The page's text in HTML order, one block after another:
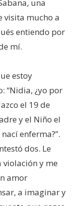
una
visita mucho a
entiendo por
mí.
estoy
“Nidia, ¿yo por
el 19 de
y el Niño el
enferma?”.
dos. Le
y me
amor
a imaginar y